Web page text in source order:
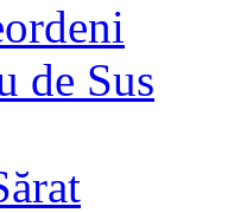
de Sus